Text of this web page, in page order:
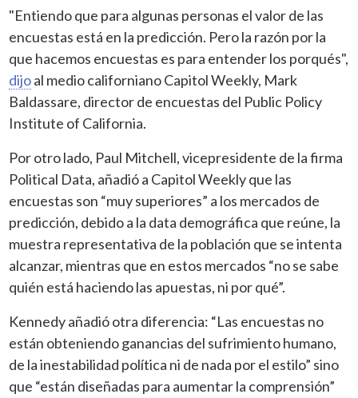
"Entiendo que para algunas personas el valor de las
encuestas está en la predicción. Pero la razón por la
que hacemos encuestas es para entender los porqués",
dijoal medio californiano Capitol Weekly, Mark
Baldassare, director de encuestas del Public Policy
Institute of California.
Por otro lado, Paul Mitchell, vicepresidente de la firma
Political Data, añadió a Capitol Weekly que las
encuestas son “muy superiores” a los mercados de
predicción, debido a la data demográfica que reúne, la
muestra representativa de la población que se intenta
alcanzar, mientras que en estos mercados “no se sabe
quién está haciendo las apuestas, ni por qué”.
Kennedy añadió otra diferencia: “Las encuestas no
están obteniendo ganancias del sufrimiento humano,
de la inestabilidad política ni de nada por el estilo” sino
que “están diseñadas para aumentar la comprensión”